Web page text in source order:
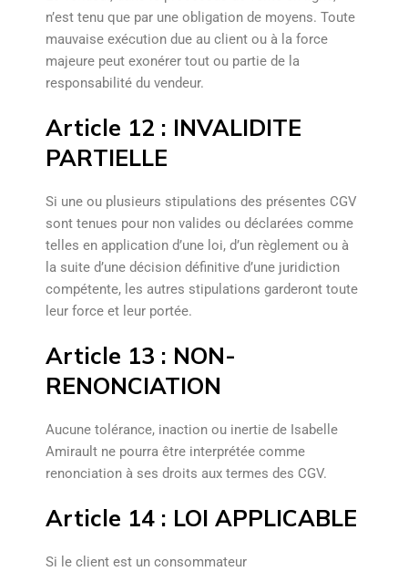
n’est tenu que par une obligation de moyens. Toute
mauvaise exécution due au client ou à la force
majeure peut exonérer tout ou partie de la
responsabilité du vendeur.
Article 12 : INVALIDITE
PARTIELLE
Si une ou plusieurs stipulations des présentes CGV
sont tenues pour non valides ou déclarées comme
telles en application d’une loi, d’un règlement ou à
la suite d’une décision définitive d’une juridiction
compétente, les autres stipulations garderont toute
leur force et leur portée.
Article 13 : NON-
RENONCIATION
Aucune tolérance, inaction ou inertie de Isabelle
Amirault ne pourra être interprétée comme
renonciation à ses droits aux termes des CGV.
Article 14 : LOI APPLICABLE
Si le client est un consommateur